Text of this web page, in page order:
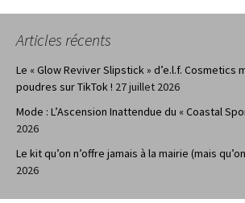
Articles récents
Le « Glow Reviver Slipstick » d’e.l.f. Cosmetics
poudres sur TikTok ! 27 juillet 2026
Mode : L’Ascension Inattendue du « Coastal
2026
Le kit qu’on n’offre jamais à la mairie (mais
2026